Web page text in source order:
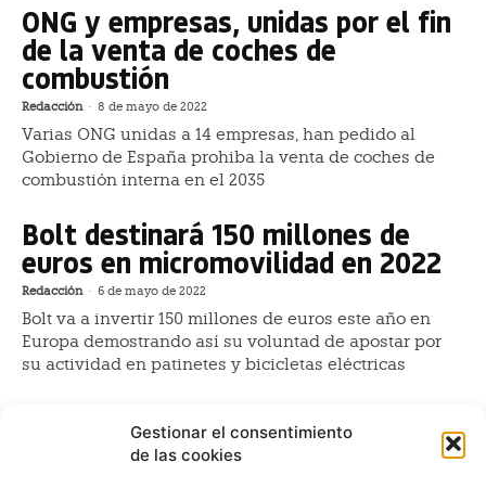
Gestionar el consentimiento
de las cookies
ONG y empresas, unidas por el fin
de la venta de coches de
combustión
Redacción - 8 de mayo de 2022
Varias ONG unidas a 14 empresas, han pedido al
Gobierno de España prohiba la venta de coches de
combustión interna en el 2035
Bolt destinará 150 millones de
euros en micromovilidad en 2022
Redacción - 6 de mayo de 2022
Bolt va a invertir 150 millones de euros este año en
Europa demostrando así su voluntad de apostar por
su actividad en patinetes y bicicletas eléctricas
Empresas, sociedad y conducción
autónoma: ¿Adiós al taxi?